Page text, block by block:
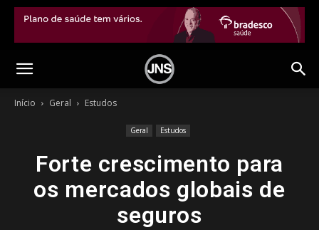
Início Geral Estudos
Geral Estudos
Forte crescimento para
os mercados globais de
seguros